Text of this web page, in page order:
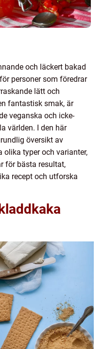
och läckert bakad
personer som föredrar
lätt och
fantastisk smak, är
veganska och icke-
världen. I den här
översikt av
olika typer och varianter,
för bästa resultat,
recept och utforska